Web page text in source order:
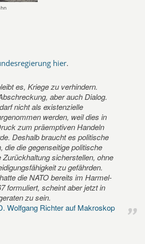
hier.
es, Kriege zu verhindern.
aber auch Dialog.
nicht als existenzielle
werden, weil dies in
zum präemptiven Handeln
Deshalb braucht es politische
die die gegenseitige politische
Zurückhaltung sicherstellen, ohne
zu gefährden.
die NATO bereits im Harmel-
formuliert, scheint aber jetzt in
zu sein.
Wolfgang Richter auf Makroskop